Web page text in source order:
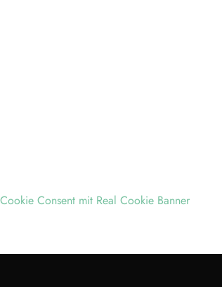
Cookie Consent mit Real Cookie Banner